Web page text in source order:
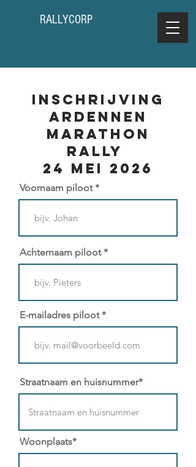
RALLYCORP
Inschrijving
Ardennen
Marathon
Rally
24 mei 2026
Voornaam piloot
Achternaam piloot
E-mailadres piloot
Straatnaam en huisnummer*
Woonplaats*